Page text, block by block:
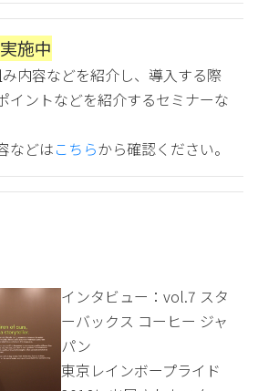
施中
内容などを紹介し、導入する際
イントなどを紹介するセミナーな
などはこちらから確認ください。
インタビュー：vol.7 スタ
ーバックス コーヒー ジャ
パン
東京レインボープライド